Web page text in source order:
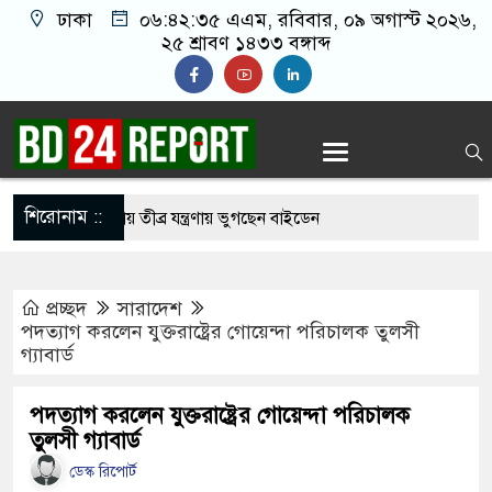
ঢাকা ০৬:৪২:৩৬ এএম, রবিবার, ০৯ অগাস্ট ২০২৬,
২৫ শ্রাবণ ১৪৩৩ বঙ্গাব্দ
শিরোনাম ::
ছড়িয়ে পড়ায় তীব্র যন্ত্রণায় ভুগছেন বাইডেন
লাইফের পার্ট: শাকিব খান
পতাকায় সাকিবের অটোগ্রাফ, ভাইরাল নেট
প্রচ্ছদ
সারাদেশ
পদত্যাগ করলেন যুক্তরাষ্ট্রের গোয়েন্দা পরিচালক তুলসী
গ্যাবার্ড
পদত্যাগ করলেন যুক্তরাষ্ট্রের গোয়েন্দা পরিচালক
তুলসী গ্যাবার্ড
ডেস্ক রিপোর্ট